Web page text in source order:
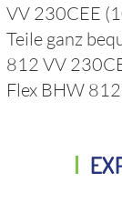
VV 230CEE
Teile ganz
812 VV
Flex BHW